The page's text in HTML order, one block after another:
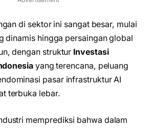
di sektor ini sangat besar, mulai
dinamis hingga persaingan global
dengan struktur Investasi
yang terencana, peluang
pasar infrastruktur AI
terbuka lebar.
memprediksi bahwa dalam